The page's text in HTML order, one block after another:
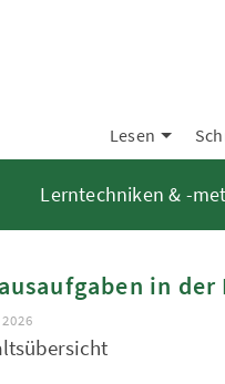
Lesen
Lerntechniken & -
in